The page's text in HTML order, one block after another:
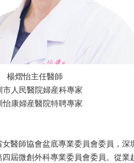
楊熠怡主任醫師
市人民醫院婦産科專家
怡康婦産醫院特聘專家
醫師協會盆底專業委員會委員，
屆微創外科專業委員會委員。從業